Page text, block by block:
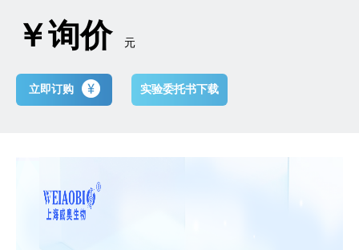
￥询价 元
立即订购 实验委托书下载